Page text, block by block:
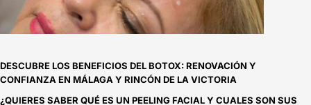
DESCUBRE LOS BENEFICIOS DEL BOTOX: RENOVACIÓN Y
CONFIANZA EN MÁLAGA Y RINCÓN DE LA VICTORIA
¿QUIERES SABER QUÉ ES UN PEELING FACIAL Y CUALES SON SUS